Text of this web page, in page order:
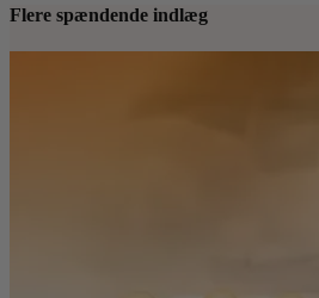
Flere spændende indlæg